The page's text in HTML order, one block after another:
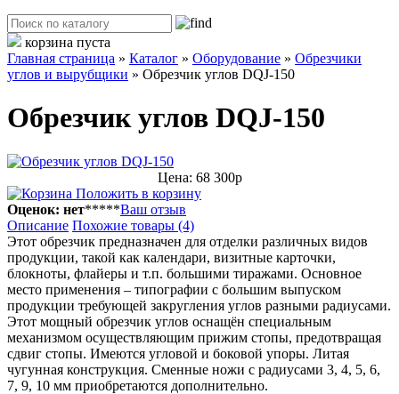
корзина пуста
Главная страница » Каталог » Оборудование » Обрезчики
углов и вырубщики » Обрезчик углов DQJ-150
Обрезчик углов DQJ-150
Цена: 68 300р
Положить в корзину
Оценок: нет*****Ваш отзыв
Описание Похожие товары (4)
Этот обрезчик предназначен для отделки различных видов
продукции, такой как календари, визитные карточки,
блокноты, флайеры и т.п. большими тиражами. Основное
место применения – типографии с большим выпуском
продукции требующей закругления углов разными радиусами.
Этот мощный обрезчик углов оснащён специальным
механизмом осуществляющим прижим стопы, предотвращая
сдвиг стопы. Имеются угловой и боковой упоры. Литая
чугунная конструкция. Сменные ножи с радиусами 3, 4, 5, 6,
7, 9, 10 мм приобретаются дополнительно.